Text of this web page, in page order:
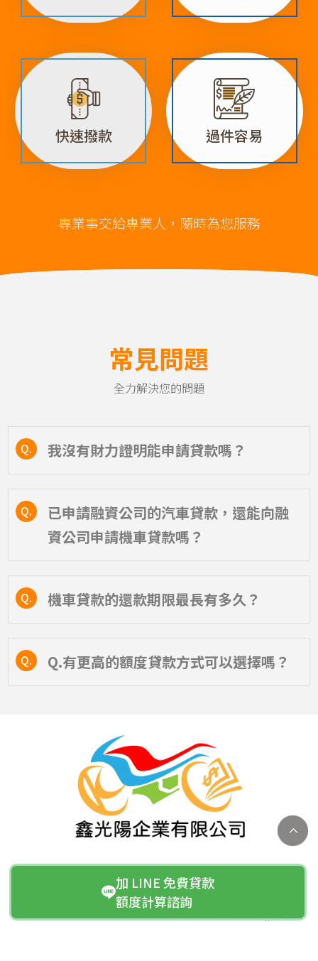
快速撥款 過件容易
專業事交給專業人，隨時為您服務
常見問題
全力解決您的問題
Q. 我沒有財力證明能申請貸款嗎？
Q.
已申請融資公司的汽車貸款，還能向融
資公司申請機車貸款嗎？
Q. 機車貸款的還款期限最長有多久？
Q. Q.有更高的額度貸款方式可以選擇嗎？
加 LINE 免費貸款
額度計算諮詢
公司：鑫光陽企業有限公司
統編：83003019
地址： 700012 台南市中西區成功路 457 號 5 樓之 5